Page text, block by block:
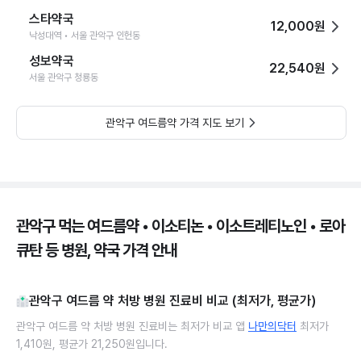
스타약국
낙성대역 • 서울 관악구 인헌동
12,000원
성보약국
서울 관악구 청룡동
22,540원
관악구 여드름약 가격 지도 보기
관악구 먹는 여드름약 • 이소티논 • 이소트레티노인 • 로아
큐탄 등 병원, 약국 가격 안내
관악구 여드름 약 처방 병원 진료비 비교 (최저가, 평균가)
관악구 여드름 약 처방 병원 진료비는 최저가 비교 앱 나만의닥터 최저가
1,410원, 평균가 21,250원입니다.